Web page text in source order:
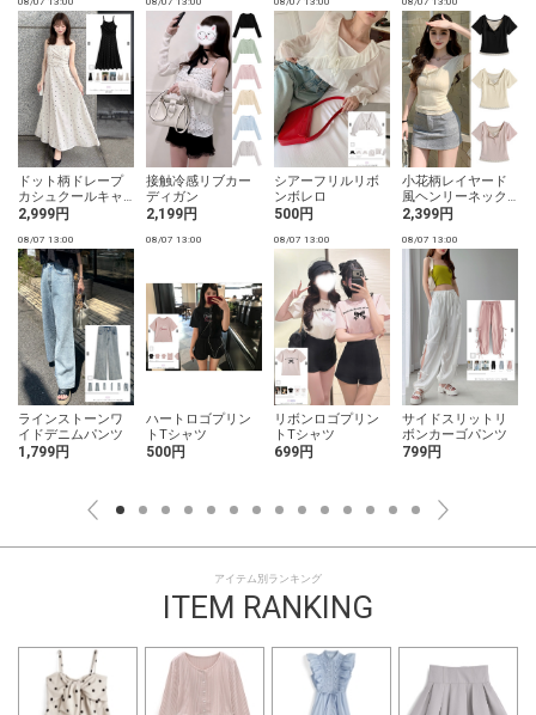
ドット柄ドレープ
カシュクールキャ
ミソールワンピー
2,999円
接触冷感リブカー
ディガン
2,199円
シアーフリルリボ
ンボレロ
500円
小花柄レイヤード
風ヘンリーネック
トップス
2,399円
08/07 13:00
ラインストーンワ
イドデニムパンツ
1,799円
08/07 13:00
ハートロゴプリン
トTシャツ
500円
08/07 13:00
リボンロゴプリン
トTシャツ
699円
08/07 13:00
サイドスリットリ
ボンカーゴパンツ
799円
アイテム別ランキング
ITEM RANKING